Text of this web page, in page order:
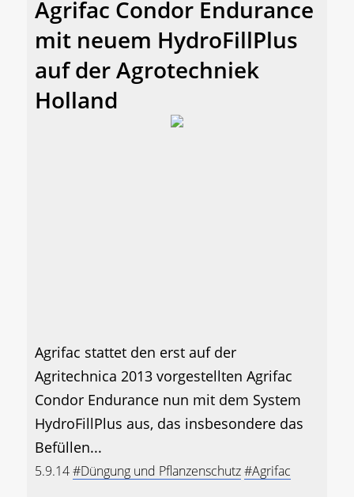
Agrifac Condor Endurance
mit neuem HydroFillPlus
auf der Agrotechniek
Holland
Agrifac stattet den erst auf der
Agritechnica 2013 vorgestellten Agrifac
Condor Endurance nun mit dem System
HydroFillPlus aus, das insbesondere das
Befüllen...
5.9.14#Düngung und Pflanzenschutz#Agrifac